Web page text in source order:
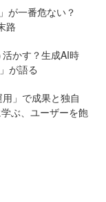
が一番危ない？
路
かす？生成AI時
が語る
用」で成果と独自
ぶ、ユーザーを飽